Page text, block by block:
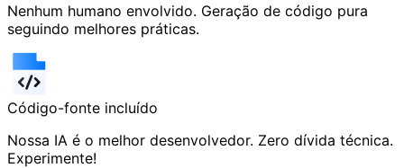
Nenhum humano envolvido. Geração de código pura
seguindo melhores práticas.
Código-fonte incluído
Nossa IA é o melhor desenvolvedor. Zero dívida técnica.
Experimente!